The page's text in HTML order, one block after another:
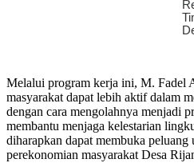
Melalui program kerja ini, M. Fadel
masyarakat dapat lebih aktif dalam
dengan cara mengolahnya menjadi
membantu menjaga kelestarian
diharapkan dapat membuka peluang
perekonomian masyarakat Desa